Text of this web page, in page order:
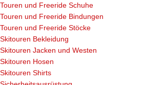
Touren und Freeride Schuhe
Touren und Freeride Bindungen
Touren und Freeride Stöcke
Skitouren Bekleidung
Skitouren Jacken und Westen
Skitouren Hosen
Skitouren Shirts